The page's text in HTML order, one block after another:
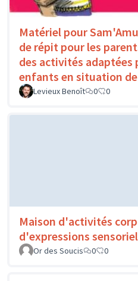
Matériel pour
de répit pour les
des activités adaptées
enfants en situation
Levieux Benoît 0 0
Maison d'activités
d'expressions
Or des Soucis
0 0